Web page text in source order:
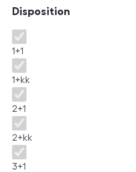
Disposition
Disposition
1+1
1+kk
2+1
2+kk
3+1